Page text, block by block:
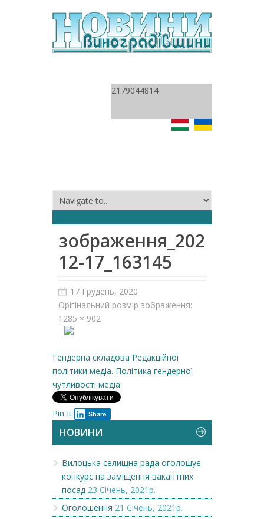
2179044814
зображення_2020-
12-17_163145
17 Грудень, 2020
Орігінальний розмір зображення:
1285 × 902
Гендерна складова Редакційної
політики медіа. Політика гендерної
чутливості медіа
Pin It Share
НОВИНИ
Вилоцька селищна рада оголошує
конкурс на заміщення вакантних
посад 23 Січень, 2021р.
Оголошення 21 Січень, 2021р.